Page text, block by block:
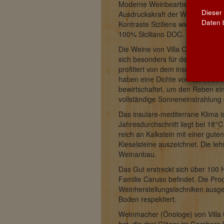
Moderne
Ausdruckskraft der Weine
Kontraste Siziliens
100% Siciliano DOC.
Die Weine von Villa Carumè
sich besonders für den Anbau
profitiert von dem insular-
haben eine Dichte von ca. 5000
bewirtschaftet, um den Reben
vollständige
Das insulare-mediterrane Klima
Jahresdurchschnitt liegt bei
reich an Kalkstein mit einer
Kieselsteine auszeichnet. Die
Weinanbau.
Das Gut erstreckt sich über 100
Familie Caruso befindet. Die
Weinherstellungstechniken
Boden respektiert.
Weinmacher (Önologe) von
Daten